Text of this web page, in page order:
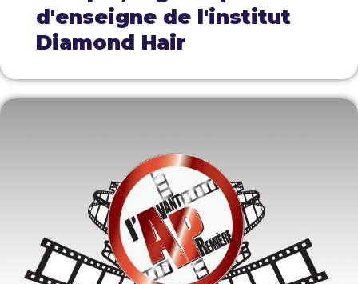
d'enseigne de l'institut
Diamond Hair